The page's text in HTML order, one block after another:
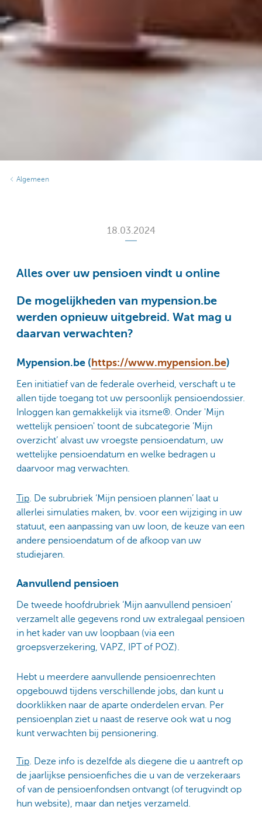
Algemeen
18.03.2024
Alles over uw pensioen vindt u online
De mogelijkheden van mypension.be
werden opnieuw uitgebreid. Wat mag u
daarvan verwachten?
Mypension.be ( https://www.mypension.be)
Een initiatief van de federale overheid, verschaft u te
allen tijde toegang tot uw persoonlijk pensioendossier.
Inloggen kan gemakkelijk via itsme®. Onder 'Mijn
wettelijk pensioen' toont de subcategorie ‘Mijn
overzicht’ alvast uw vroegste pensioendatum, uw
wettelijke pensioendatum en welke bedragen u
daarvoor mag verwachten.
Tip. De subrubriek ‘Mijn pensioen plannen’ laat u
allerlei simulaties maken, bv. voor een wijziging in uw
statuut, een aanpassing van uw loon, de keuze van een
andere pensioendatum of de afkoop van uw
studiejaren.
Aanvullend pensioen
De tweede hoofdrubriek ‘Mijn aanvullend pensioen’
verzamelt alle gegevens rond uw extralegaal pensioen
in het kader van uw loopbaan (via een
groepsverzekering, VAPZ, IPT of POZ).
Hebt u meerdere aanvullende pensioenrechten
opgebouwd tijdens verschillende jobs, dan kunt u
doorklikken naar de aparte onderdelen ervan. Per
pensioenplan ziet u naast de reserve ook wat u nog
kunt verwachten bij pensionering.
Tip. Deze info is dezelfde als diegene die u aantreft op
de jaarlijkse pensioenfiches die u van de verzekeraars
of van de pensioenfondsen ontvangt (of terugvindt op
hun website), maar dan netjes verzameld.